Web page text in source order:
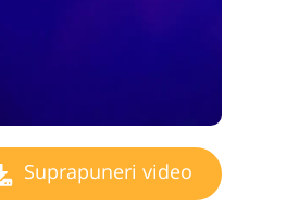
Suprapuneri video